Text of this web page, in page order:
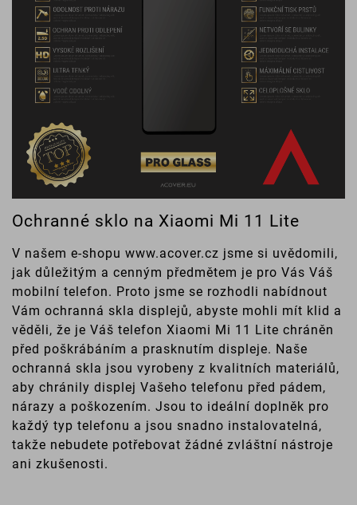
Ochranné sklo na Xiaomi Mi 11 Lite
V našem e-shopu www.acover.cz jsme si uvědomili,
jak důležitým a cenným předmětem je pro Vás Váš
mobilní telefon. Proto jsme se rozhodli nabídnout
Vám ochranná skla displejů, abyste mohli mít klid a
věděli, že je Váš telefon Xiaomi Mi 11 Lite chráněn
před poškrábáním a prasknutím displeje. Naše
ochranná skla jsou vyrobeny z kvalitních materiálů,
aby chránily displej Vašeho telefonu před pádem,
nárazy a poškozením. Jsou to ideální doplněk pro
každý typ telefonu a jsou snadno instalovatelná,
takže nebudete potřebovat žádné zvláštní nástroje
ani zkušenosti.